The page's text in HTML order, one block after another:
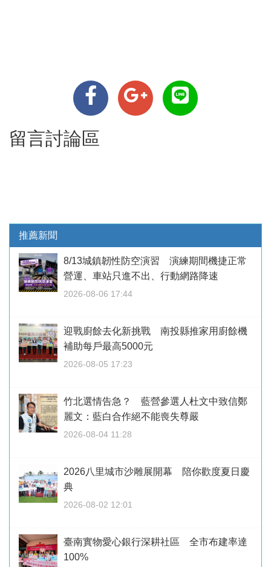
留言討論區
推薦新聞
8/13城鎮韌性防空演習 演練期間機捷正常
營運、車站只進不出、行動網路降速
2026-08-06 17:44
迎戰廚餘去化新挑戰 南投縣推家用廚餘機
補助每戶最高5000元
2026-08-05 17:23
竹北選情告急？ 藍營參選人杜文中致信鄭
麗文：藍白合作絕不能喪失尊嚴
2026-08-04 11:28
2026八里城市沙雕展開幕 陪你歡度夏日慶
典
2026-08-02 12:01
臺南實物愛心銀行深耕社區 全市布建率達
100%